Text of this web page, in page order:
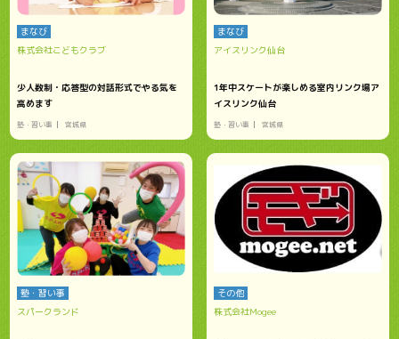
まなび
株式会社こどもクラブ
少人数制・応答型の対話形式でやる気を
高めます
塾・習い事 宮城県
まなび
アイスリンク仙台
1年中スケートが楽しめる室内リンク場ア
イスリンク仙台
塾・習い事 宮城県
塾・習い事
スパークランド
その他
株式会社Mogee